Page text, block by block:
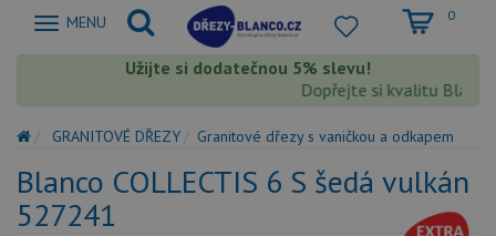
Zobrazit
MENU 0
Užijte si dodatečnou 5% slevu!
Dopřejte si kvalitu Blanco
GRANITOVÉ DŘEZY Granitové dřezy s vaničkou a odkapem
Blanco COLLECTIS 6 S šedá vulkán
527241